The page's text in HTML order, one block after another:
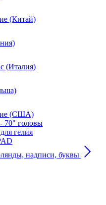
(Китай)
(Италия)
(США)
70" головы
гелия
надписи, буквы